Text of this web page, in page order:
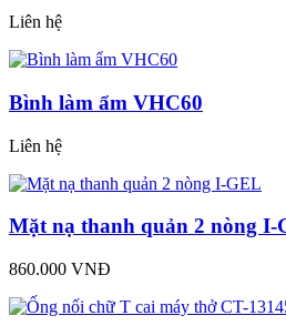
Liên hệ
Bình làm ẩm VHC60
Liên hệ
Mặt nạ thanh quản 2 nòng I-
860.000 VNĐ